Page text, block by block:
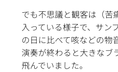
でも不思議と観客は（苦
入っている様子で、サン
の日に比べて咳などの物
演奏が終わると大きなブ
飛んでいました。